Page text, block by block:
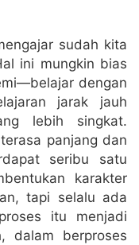
sudah kita
ini mungkin bias
dengan
jarak jauh
lebih singkat.
panjang dan
seribu satu
karakter
tapi selalu ada
itu menjadi
dalam berproses